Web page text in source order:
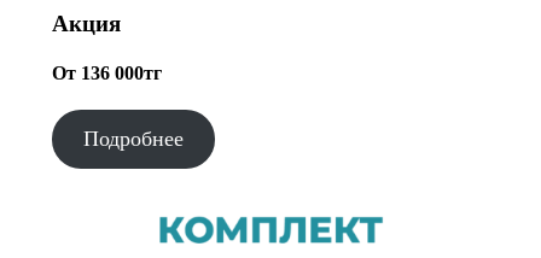
Акция
От 136 000тг
Подробнее